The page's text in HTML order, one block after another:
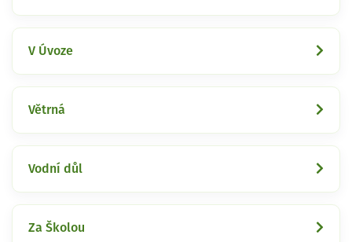
V Úvoze
Větrná
Vodní důl
Za Školou